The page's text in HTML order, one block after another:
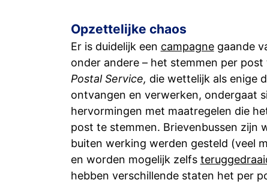
Opzettelijke chaos
Er is duidelijk een campagnegaande
onder andere – het stemmen per
Postal Service, die wettelijk als enige
ontvangen en verwerken, ondergaat
hervormingen met maatregelen die
post te stemmen. Brievenbussen zijn
buiten werking werden gesteld (veel
en worden mogelijk zelfs
hebben verschillende staten het per